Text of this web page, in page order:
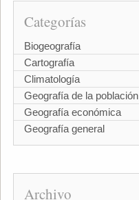
Categorías
Biogeografía
Cartografía
Climatología
Geografía de la población
Geografía económica
Geografía general
Archivo